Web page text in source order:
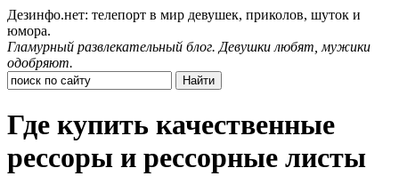
Дезинфо.нет: телепорт в мир девушек, приколов, шуток и
юмора.
Гламурный развлекательный блог. Девушки любят, мужики
одобряют.
Где купить качественные
рессоры и рессорные листы